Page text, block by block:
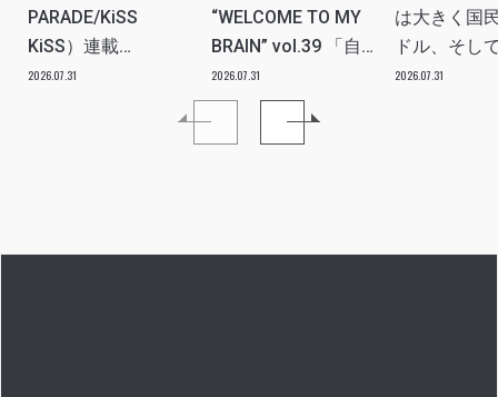
PARADE/KiSS
KiSS）連載
vol.112「特別企画
2026.07.31
“WELCOME TO MY
BRAIN” vol.39 「自
分たちの世代のルー
ツ、カルチャーなど
2026.07.31
は大きく国
ドル、そし
ツアー。い
2026.07.31